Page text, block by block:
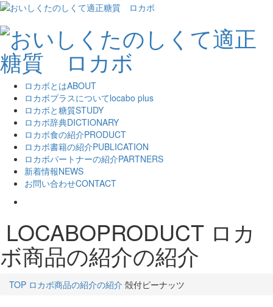
ロカボとはABOUT
ロカボプラスについてlocabo plus
ロカボと糖質STUDY
ロカボ辞典DICTIONARY
ロカボ食の紹介PRODUCT
ロカボ書籍の紹介PUBLICATION
ロカボパートナーの紹介PARTNERS
新着情報NEWS
お問い合わせCONTACT
LOCABOPRODUCT ロカ
ボ商品の紹介の紹介
TOP ロカボ商品の紹介の紹介 殻付ピーナッツ